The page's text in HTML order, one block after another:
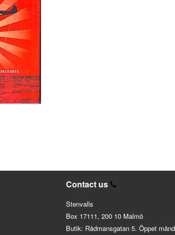
Contact us
Stenvalls
Box 17111, 200 10 Malmö
Butik: Rådmansgatan 5. Öppet